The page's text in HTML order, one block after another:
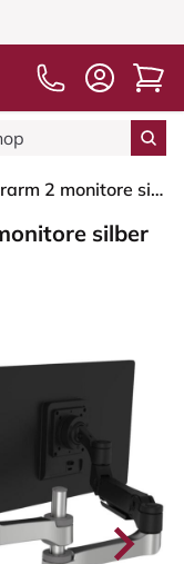
Caparo 4 D2 Monitorarm 2 monitore silber
silber